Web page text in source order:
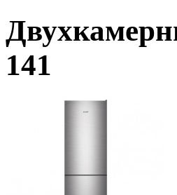
141